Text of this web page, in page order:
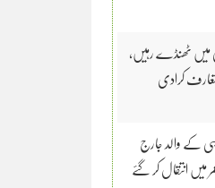
میں ٹھنڈے رہیں،
کرادی
کے والد جارج